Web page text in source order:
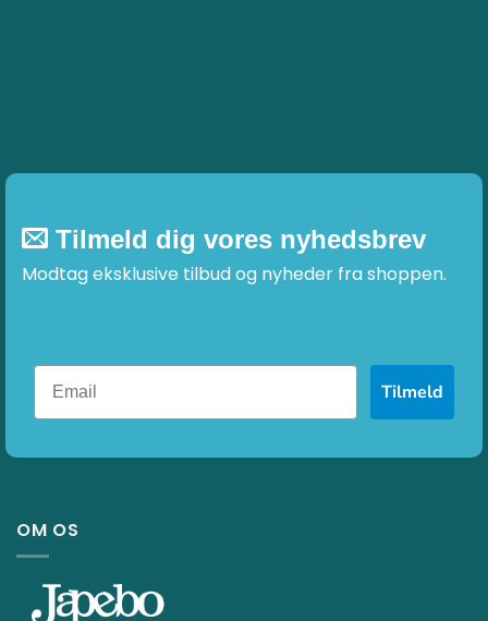
Tilmeld dig vores nyhedsbrev
Modtag eksklusive tilbud og nyheder fra shoppen.
Tilmeld
OM OS